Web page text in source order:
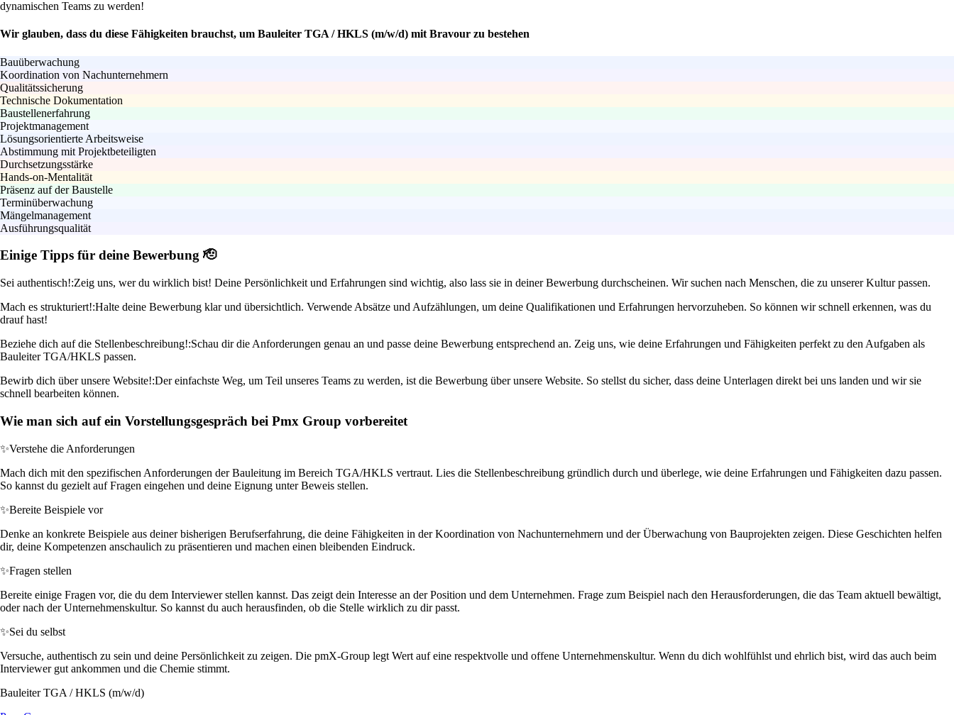
dynamischen Teams zu werden!
Wir glauben, dass du diese Fähigkeiten brauchst, um Bauleiter TGA / HKLS (m/w/d) mit Bravour zu bestehen
Bauüberwachung
Koordination von Nachunternehmern
Qualitätssicherung
Technische Dokumentation
Baustellenerfahrung
Projektmanagement
Lösungsorientierte Arbeitsweise
Abstimmung mit Projektbeteiligten
Durchsetzungsstärke
Hands-on-Mentalität
Präsenz auf der Baustelle
Terminüberwachung
Mängelmanagement
Ausführungsqualität
Einige Tipps für deine Bewerbung 🫡
Sei authentisch!:Zeig uns, wer du wirklich bist! Deine Persönlichkeit und Erfahrungen sind wichtig, also lass sie in deiner Bewerbung durchscheinen. Wir suchen nach Menschen, die zu unserer Kultur passen.
Mach es strukturiert!:Halte deine Bewerbung klar und übersichtlich. Verwende Absätze und Aufzählungen, um deine Qualifikationen und Erfahrungen hervorzuheben. So können wir schnell erkennen, was du
drauf hast!
Beziehe dich auf die Stellenbeschreibung!:Schau dir die Anforderungen genau an und passe deine Bewerbung entsprechend an. Zeig uns, wie deine Erfahrungen und Fähigkeiten perfekt zu den Aufgaben als
Bauleiter TGA/HKLS passen.
Bewirb dich über unsere Website!:Der einfachste Weg, um Teil unseres Teams zu werden, ist die Bewerbung über unsere Website. So stellst du sicher, dass deine Unterlagen direkt bei uns landen und wir sie
schnell bearbeiten können.
Wie man sich auf ein Vorstellungsgespräch bei Pmx Group vorbereitet
✨Verstehe die Anforderungen
Mach dich mit den spezifischen Anforderungen der Bauleitung im Bereich TGA/HKLS vertraut. Lies die Stellenbeschreibung gründlich durch und überlege, wie deine Erfahrungen und Fähigkeiten dazu passen.
So kannst du gezielt auf Fragen eingehen und deine Eignung unter Beweis stellen.
✨Bereite Beispiele vor
Denke an konkrete Beispiele aus deiner bisherigen Berufserfahrung, die deine Fähigkeiten in der Koordination von Nachunternehmern und der Überwachung von Bauprojekten zeigen. Diese Geschichten helfen
dir, deine Kompetenzen anschaulich zu präsentieren und machen einen bleibenden Eindruck.
✨Fragen stellen
Bereite einige Fragen vor, die du dem Interviewer stellen kannst. Das zeigt dein Interesse an der Position und dem Unternehmen. Frage zum Beispiel nach den Herausforderungen, die das Team aktuell bewältigt,
oder nach der Unternehmenskultur. So kannst du auch herausfinden, ob die Stelle wirklich zu dir passt.
✨Sei du selbst
Versuche, authentisch zu sein und deine Persönlichkeit zu zeigen. Die pmX-Group legt Wert auf eine respektvolle und offene Unternehmenskultur. Wenn du dich wohlfühlst und ehrlich bist, wird das auch beim
Interviewer gut ankommen und die Chemie stimmt.
Bauleiter TGA / HKLS (m/w/d)